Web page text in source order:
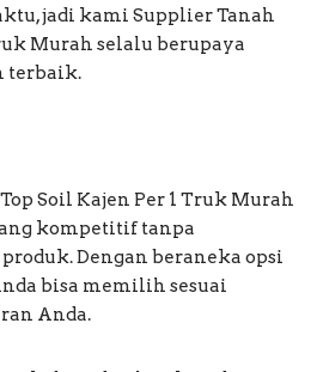
jadi kami Supplier Tanah
Murah selalu berupaya
terbaik.
Soil Kajen Per 1 Truk Murah
kompetitif tanpa
Dengan beraneka opsi
bisa memilih sesuai
Anda.